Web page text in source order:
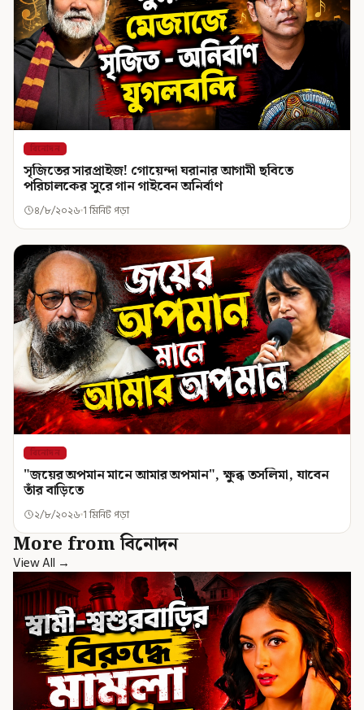
বিনোদন
সৃজিতের সারপ্রাইজ! গোয়েন্দা ঘরানার আগামী ছবিতে
পরিচালকের সুরে গান গাইবেন অনির্বাণ
৪/৮/২০২৬ 1 মিনিট পড়া
বিনোদন
"জয়ের অপমান মানে আমার অপমান", ক্ষুব্ধ তসলিমা, যাবেন
তাঁর বাড়িতে
২/৮/২০২৬ 1 মিনিট পড়া
More from বিনোদন
View All →